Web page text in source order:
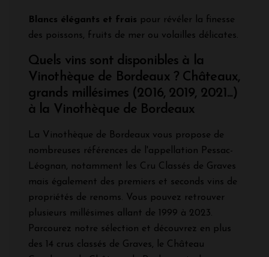
Blancs élégants et frais pour révéler la finesse
des poissons, fruits de mer ou volailles délicates.
Quels vins sont disponibles à la
Vinothèque de Bordeaux ? Châteaux,
grands millésimes (2016, 2019, 2021...)
à la Vinothèque de Bordeaux
La Vinothèque de Bordeaux vous propose de
nombreuses références de l'appellation Pessac-
Léognan, notamment les Cru Classés de Graves
mais également des premiers et seconds vins de
propriétés de renoms. Vous pouvez retrouver
plusieurs millésimes allant de 1999 à 2023.
Parcourez notre sélection et découvrez en plus
des 14 crus classés de Graves, le Château